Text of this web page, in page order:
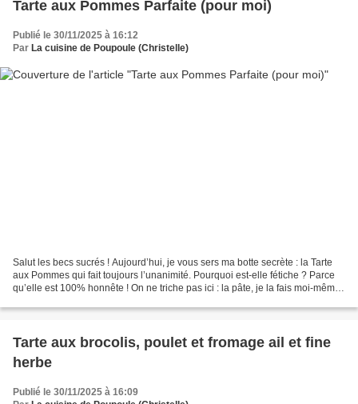
Tarte aux Pommes Parfaite (pour moi)
Publié le 30/11/2025 à 16:12
Par La cuisine de Poupoule (Christelle)
Salut les becs sucrés ! Aujourd’hui, je vous sers ma botte secrète : la Tarte
aux Pommes qui fait toujours l’unanimité. Pourquoi est-elle fétiche ? Parce
qu’elle est 100% honnête ! On ne triche pas ici : la pâte, je la fais moi-même
Tarte aux brocolis, poulet et fromage ail et fine
herbe
Publié le 30/11/2025 à 16:09